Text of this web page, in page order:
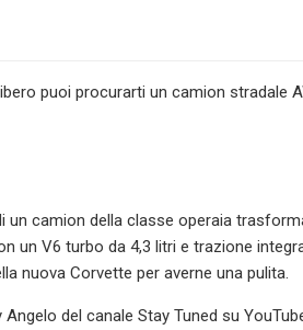
puoi procurarti un camion stradale
un camion della classe operaia
un V6 turbo da 4,3 litri e trazione
nuova Corvette per averne una pulita.
del canale Stay Tuned su